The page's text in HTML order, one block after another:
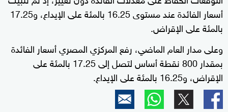
أسعار الفائدة عند مستوى 16.25 بالمئة على الإيداع، و17.25
بالمئة على الإقراض.
وعلى مدار العام الماضي، رفع المركزي المصري أسعار الفائدة
بمقدار 800 نقطة أساس لتصل إلى 17.25 بالمئة على
الإقراض، و16.25 بالمئة على الإيداع.